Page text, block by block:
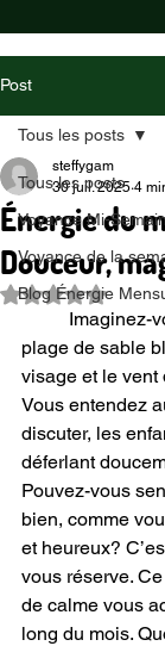
Post
Tous les posts
Voyance Mi-
Voyance de la
Blog Énergie
Tous les posts
Énergie du
Douceur,
steffygam
30 juil. 2025 4
Noté NaN
plage de sable
visage et le vent
Vous entendez
discuter, les
déferlant
Pouvez-vous
bien, comme
et heureux?
vous réserve.
de calme vous
long du mois.